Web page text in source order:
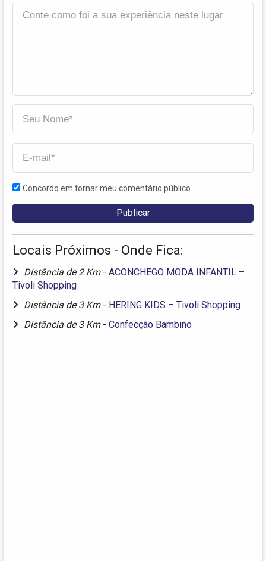
Concordo em tornar meu comentário público
Locais Próximos - Onde Fica:
Distância de 2 Km - ACONCHEGO MODA INFANTIL –
Tivoli Shopping
Distância de 3 Km - HERING KIDS – Tivoli Shopping
Distância de 3 Km - Confecção Bambino